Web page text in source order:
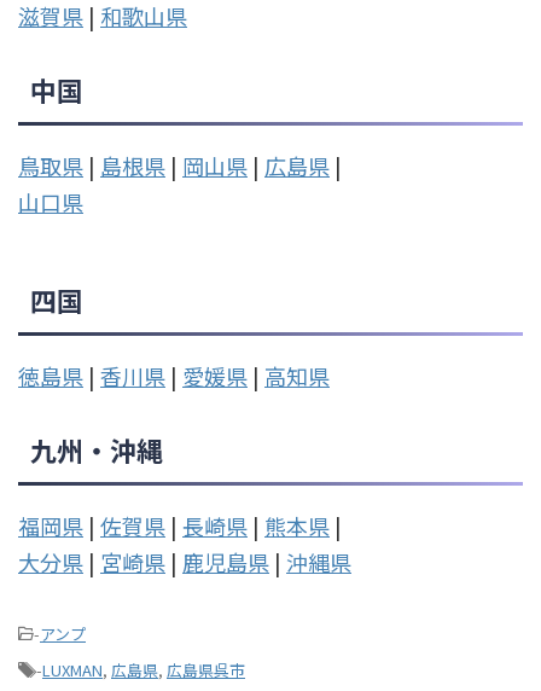
滋賀県 | 和歌山県
中国
鳥取県 | 島根県 | 岡山県 | 広島県 |
山口県
四国
徳島県 | 香川県 | 愛媛県 | 高知県
九州・沖縄
福岡県 | 佐賀県 | 長崎県 | 熊本県 |
大分県 | 宮崎県 | 鹿児島県 | 沖縄県
-アンプ
-LUXMAN, 広島県, 広島県呉市